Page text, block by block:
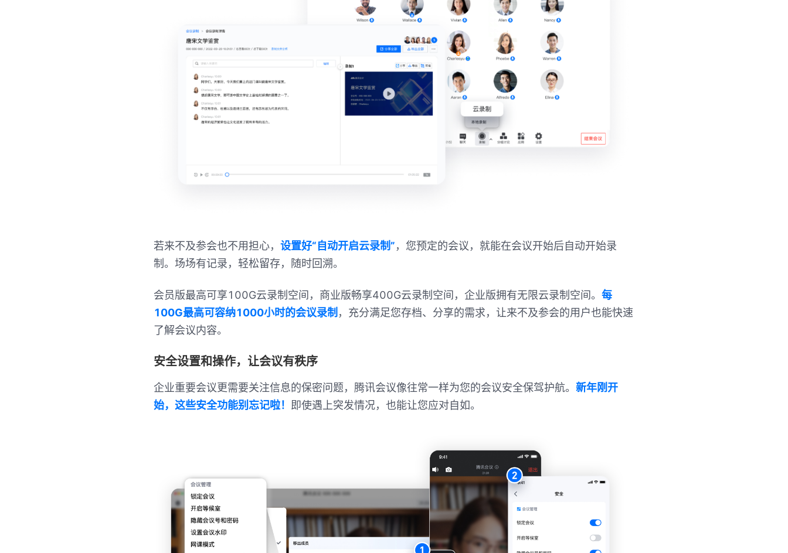
若来不及参会也不用担心， 设置好“自动开启云录制”，您预定的会议，就能在会议开始后自动开始录
制。场场有记录，轻松留存，随时回溯。
会员版最高可享100G云录制空间，商业版畅享400G云录制空间，企业版拥有无限云录制空间。 每
100G最高可容纳1000小时的会议录制 ，充分满足您存档、分享的需求，让来不及参会的用户也能快速
了解会议内容。
安全设置和操作，让会议有秩序
企业重要会议更需要关注信息的保密问题，腾讯会议像往常一样为您的会议安全保驾护航。 新年刚开
始，这些安全功能别忘记啦！
即使遇上突发情况，也能让您应对自如。